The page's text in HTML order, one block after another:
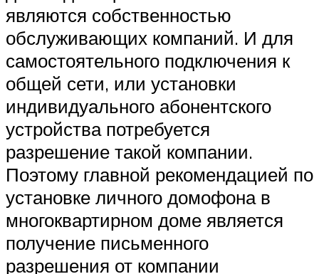
являются собственностью
обслуживающих компаний. И для
самостоятельного подключения к
общей сети, или установки
индивидуального абонентского
устройства потребуется
разрешение такой компании.
Поэтому главной рекомендацией по
установке личного домофона в
многоквартирном доме является
получение письменного
разрешения от компании